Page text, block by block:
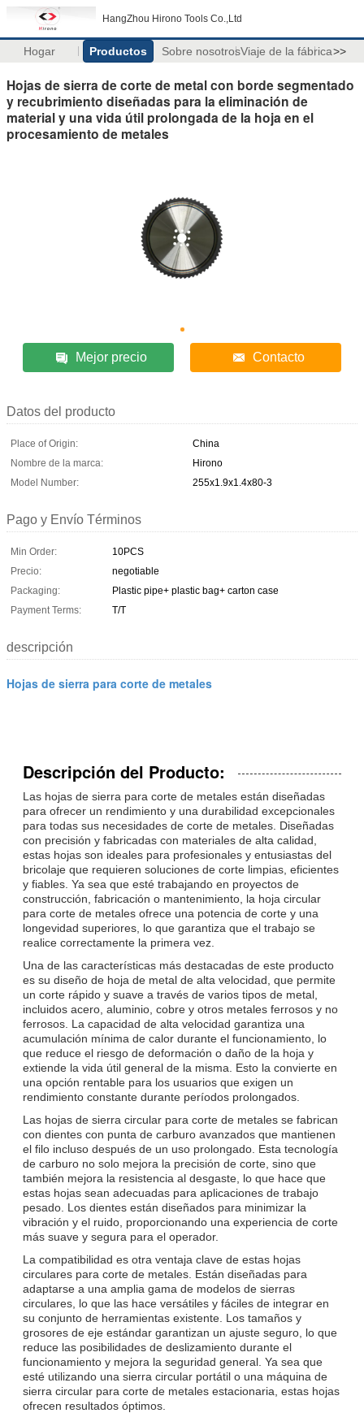
HangZhou Hirono Tools Co.,Ltd
Hogar Productos Sobre nosotrosViaje de la fábrica>>
Hojas de sierra de corte de metal con borde segmentado
y recubrimiento diseñadas para la eliminación de
material y una vida útil prolongada de la hoja en el
procesamiento de metales
Mejor precio Contacto
Datos del producto
Place of Origin:
China
Nombre de la marca:
Hirono
Model Number:
255x1.9x1.4x80-3
Pago y Envío Términos
Min Order:
10PCS
Precio:
negotiable
Packaging:
Plastic pipe+ plastic bag+ carton case
Payment Terms:
T/T
descripción
Hojas de sierra para corte de metales
Descripción del Producto:
Las hojas de sierra para corte de metales están diseñadas
para ofrecer un rendimiento y una durabilidad excepcionales
para todas sus necesidades de corte de metales. Diseñadas
con precisión y fabricadas con materiales de alta calidad,
estas hojas son ideales para profesionales y entusiastas del
bricolaje que requieren soluciones de corte limpias, eficientes
y fiables. Ya sea que esté trabajando en proyectos de
construcción, fabricación o mantenimiento, la hoja circular
para corte de metales ofrece una potencia de corte y una
longevidad superiores, lo que garantiza que el trabajo se
realice correctamente la primera vez.
Una de las características más destacadas de este producto
es su diseño de hoja de metal de alta velocidad, que permite
un corte rápido y suave a través de varios tipos de metal,
incluidos acero, aluminio, cobre y otros metales ferrosos y no
ferrosos. La capacidad de alta velocidad garantiza una
acumulación mínima de calor durante el funcionamiento, lo
que reduce el riesgo de deformación o daño de la hoja y
extiende la vida útil general de la misma. Esto la convierte en
una opción rentable para los usuarios que exigen un
rendimiento constante durante períodos prolongados.
Las hojas de sierra circular para corte de metales se fabrican
con dientes con punta de carburo avanzados que mantienen
el filo incluso después de un uso prolongado. Esta tecnología
de carburo no solo mejora la precisión de corte, sino que
también mejora la resistencia al desgaste, lo que hace que
estas hojas sean adecuadas para aplicaciones de trabajo
pesado. Los dientes están diseñados para minimizar la
vibración y el ruido, proporcionando una experiencia de corte
más suave y segura para el operador.
La compatibilidad es otra ventaja clave de estas hojas
circulares para corte de metales. Están diseñadas para
adaptarse a una amplia gama de modelos de sierras
circulares, lo que las hace versátiles y fáciles de integrar en
su conjunto de herramientas existente. Los tamaños y
grosores de eje estándar garantizan un ajuste seguro, lo que
reduce las posibilidades de deslizamiento durante el
funcionamiento y mejora la seguridad general. Ya sea que
esté utilizando una sierra circular portátil o una máquina de
sierra circular para corte de metales estacionaria, estas hojas
ofrecen resultados óptimos.